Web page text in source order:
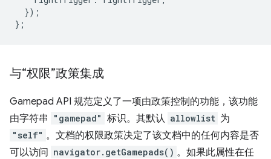
});
};
与“权限”政策集成
Gamepad API 规范定义了一项由政策控制的功能，该功能
由字符串
"gamepad" 标识。 其默认 allowlist 为
"self" 。文档的权限政策决定了该文档中的任何内容是否
可以访问 navigator.getGamepads() 。如果此属性在任